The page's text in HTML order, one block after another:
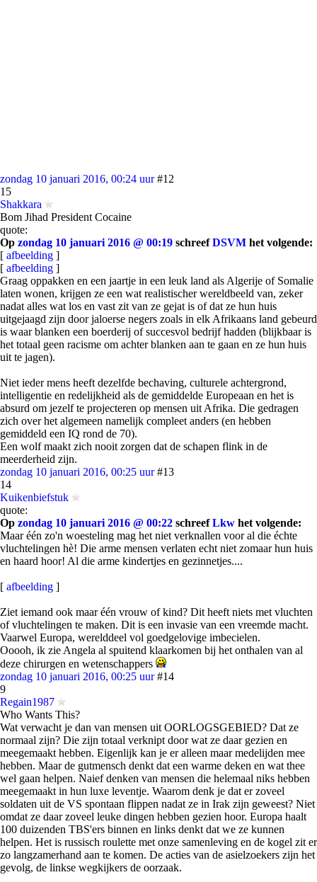
zondag 10 januari 2016, 00:24 uur #12
15
Shakkara
Bom Jihad President Cocaine
quote:
Op zondag 10 januari 2016 @ 00:19 schreefDSVM het volgende:
[ afbeelding ]
[ afbeelding ]
Graag oppakken en een jaartje in een leuk land als Algerije of Somalie
laten wonen, krijgen ze een wat realistischer wereldbeeld van, zeker
nadat alles wat los en vast zit van ze gejat is of dat ze hun huis
uitgejaagd zijn door jaloerse negers zoals in elk Afrikaans land gebeurd
is waar blanken een boerderij of succesvol bedrijf hadden (blijkbaar is
het totaal geen racisme om achter blanken aan te gaan en ze hun huis
uit te jagen).
Niet ieder mens heeft dezelfde bechaving, culturele achtergrond,
intelligentie en redelijkheid als de gemiddelde Europeaan en het is
absurd om jezelf te projecteren op mensen uit Afrika. Die gedragen
zich over het algemeen namelijk compleet anders (en hebben
gemiddeld een IQ rond de 70).
Een wolf maakt zich nooit zorgen dat de schapen flink in de
meerderheid zijn.
zondag 10 januari 2016, 00:25 uur #13
14
Kuikenbiefstuk
quote:
Op zondag 10 januari 2016 @ 00:22 schreefLkw het volgende:
Maar één zo'n woesteling mag het niet verknallen voor al die échte
vluchtelingen hè! Die arme mensen verlaten echt niet zomaar hun huis
en haard hoor! Al die arme kindertjes en gezinnetjes....
[ afbeelding ]
Ziet iemand ook maar één vrouw of kind? Dit heeft niets met vluchten
of vluchtelingen te maken. Dit is een invasie van een vreemde macht.
Vaarwel Europa, werelddeel vol goedgelovige imbecielen.
Ooooh, ik zie Angela al spuitend klaarkomen bij het onthalen van al
deze chirurgen en wetenschappers
zondag 10 januari 2016, 00:25 uur #14
9
Regain1987
Who Wants This?
Wat verwacht je dan van mensen uit OORLOGSGEBIED? Dat ze
normaal zijn? Die zijn totaal verknipt door wat ze daar gezien en
meegemaakt hebben. Eigenlijk kan je er alleen maar medelijden mee
hebben. Maar de gutmensch denkt dat een warme deken en wat thee
wel gaan helpen. Naief denken van mensen die helemaal niks hebben
meegemaakt in hun luxe leventje. Waarom denk je dat er zoveel
soldaten uit de VS spontaan flippen nadat ze in Irak zijn geweest? Niet
omdat ze daar zoveel leuke dingen hebben gezien hoor. Europa haalt
100 duizenden TBS'ers binnen en links denkt dat we ze kunnen
helpen. Het is russisch roulette met onze samenleving en de kogel zit er
zo langzamerhand aan te komen. De acties van de asielzoekers zijn het
gevolg, de linkse wegkijkers de oorzaak.